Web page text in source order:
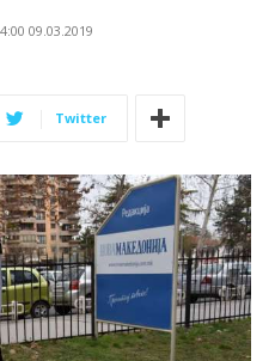
09.03.2019
Twitter